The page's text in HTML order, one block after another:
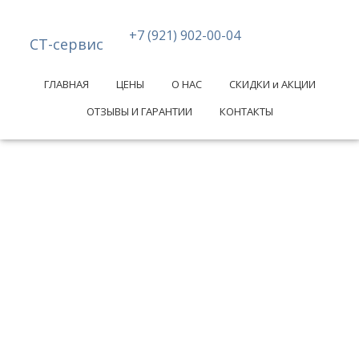
СТ-сервис +7 (921) 902-00-04
ГЛАВНАЯ ЦЕНЫ О НАС
СКИДКИ и АКЦИИ
ОТЗЫВЫ И ГАРАНТИИ
КОНТАКТЫ